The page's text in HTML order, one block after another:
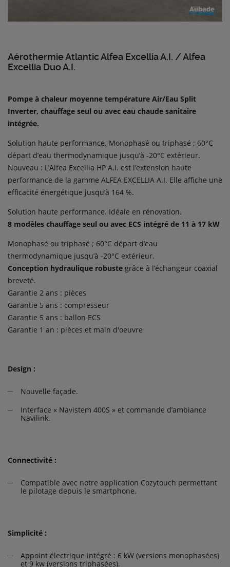
Aérothermie Atlantic Alfea Excellia A.I. / Alfea
Excellia Duo A.I.
Pompe à chaleur moyenne température Air/Eau Split
Inverter, chauffage seul ou avec eau chaude sanitaire
intégrée.
Solution haute performance. Monophasé ou triphasé ; 60°C
départ d’eau thermodynamique jusqu’à -20°C extérieur.
Nouveau : L’Alfea Excellia HP A.I. est l’extension haute
performance de la gamme ALFEA EXCELLIA A.I. Elle affiche une
efficacité énergétique jusqu’à 164 %.
Solution haute performance. Idéale en rénovation.
8 modèles chauffage seul ou avec ECS intégré de 11 à 17 kW
Monophasé ou triphasé ; 60°C départ d’eau
thermodynamique jusqu’à -20°C extérieur.
Conception hydraulique robuste grâce à l’échangeur coaxial
breveté.
Garantie 2 ans : pièces
Garantie 5 ans : compresseur
Garantie 5 ans : ballon ECS
Garantie 1 an : pièces et main d'oeuvre
Design :
Nouvelle façade.
Interface « Navistem 400S » et commande d’ambiance
Navilink.
Connectivité :
Compatible avec notre application Cozytouch permettant
le pilotage depuis le smartphone.
Simplicité :
Appoint électrique intégré : 6 kW (versions monophasées)
et 9 kw (versions triphasées).